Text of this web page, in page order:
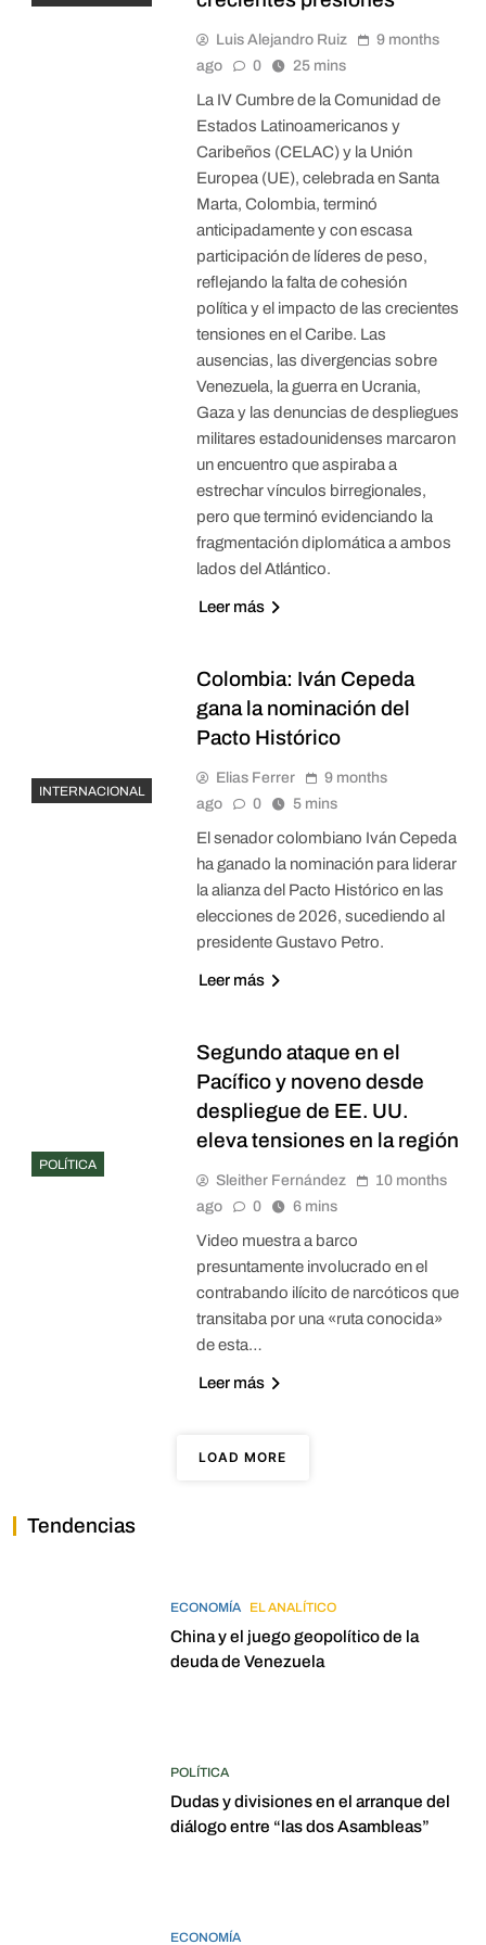
Luis Alejandro Ruiz
9 months
ago
0 25 mins
La IV Cumbre de la Comunidad de
Estados Latinoamericanos y
Caribeños (CELAC) y la Unión
Europea (UE), celebrada en Santa
Marta, Colombia, terminó
anticipadamente y con escasa
participación de líderes de peso,
reflejando la falta de cohesión
política y el impacto de las crecientes
tensiones en el Caribe. Las
ausencias, las divergencias sobre
Venezuela, la guerra en Ucrania,
Gaza y las denuncias de despliegues
militares estadounidenses marcaron
un encuentro que aspiraba a
estrechar vínculos birregionales,
pero que terminó evidenciando la
fragmentación diplomática a ambos
lados del Atlántico.
Leer más
INTERNACIONAL
Colombia: Iván Cepeda
gana la nominación del
Pacto Histórico
Elias Ferrer
9 months
ago
0 5 mins
El senador colombiano Iván Cepeda
ha ganado la nominación para liderar
la alianza del Pacto Histórico en las
elecciones de 2026, sucediendo al
presidente Gustavo Petro.
Leer más
POLÍTICA
Segundo ataque en el
Pacífico y noveno desde
despliegue de EE. UU.
eleva tensiones en la región
Sleither Fernández
10 months
ago
0 6 mins
Video muestra a barco
presuntamente involucrado en el
contrabando ilícito de narcóticos que
transitaba por una «ruta conocida»
de esta…
Leer más
LOAD MORE
Tendencias
ECONOMÍA EL ANALÍTICO
China y el juego geopolítico de la
deuda de Venezuela
POLÍTICA
Dudas y divisiones en el arranque del
diálogo entre “las dos Asambleas”
ECONOMÍA